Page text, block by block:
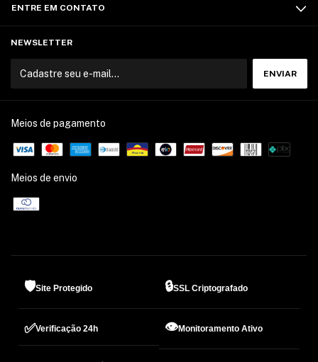
ENTRE EM CONTATO
NEWSLETTER
Meios de pagamento
Meios de envio
🛡️Site Protegido 🔒SSL Criptografado
✅Verificação 24h 👁️Monitoramento Ativo